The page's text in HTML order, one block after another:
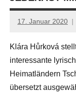
17. Januar 2020
Anton
Leitner
Klára Hůrková
interessante
Heimatländern
übersetzt